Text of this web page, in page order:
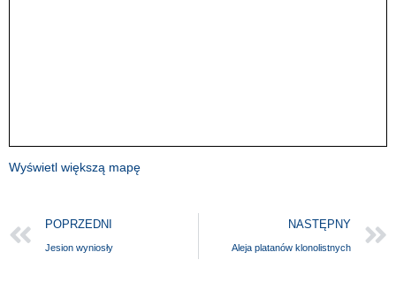
Wyświetl większą mapę
POPRZEDNI
Jesion wyniosły
NASTĘPNY
Aleja platanów klonolistnych